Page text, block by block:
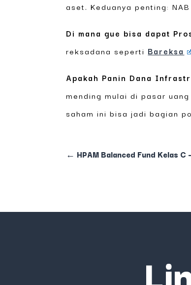
aset. Keduanya penting:
Di mana gue bisa dapat
reksadana seperti Bareksa
Apakah Panin Dana
mending mulai di pasar
saham ini bisa jadi bagian
← HPAM Balanced Fund Kelas